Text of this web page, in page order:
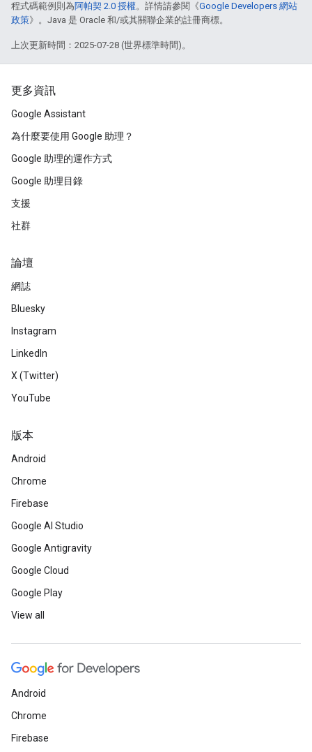
程式碼範例則為阿帕契 2.0 授權。詳情請參閱《Google Developers 網站
政策》。Java 是 Oracle 和/或其關聯企業的註冊商標。
上次更新時間：2025-07-28 (世界標準時間)。
更多資訊
Google Assistant
為什麼要使用 Google 助理？
Google 助理的運作方式
Google 助理目錄
支援
社群
論壇
網誌
Bluesky
Instagram
LinkedIn
X (Twitter)
YouTube
版本
Android
Chrome
Firebase
Google AI Studio
Google Antigravity
Google Cloud
Google Play
View all
Android
Chrome
Firebase